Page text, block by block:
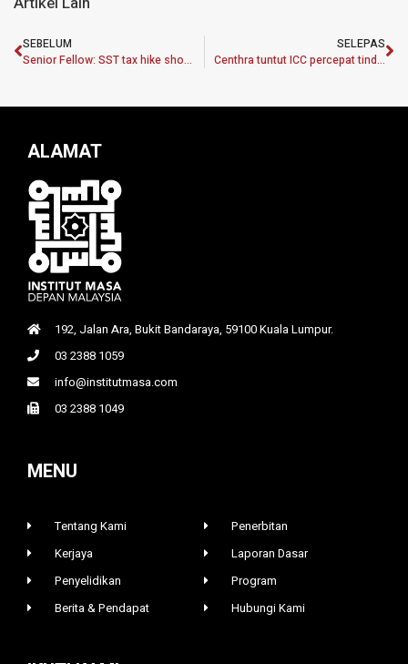
SEBELUM
Senior Fellow: SST tax hike should not be a burden to vulnerable groups
SELEPAS
Centhra tuntut ICC percepat tindakan terhadap Israel
ALAMAT
192, Jalan Ara, Bukit Bandaraya, 59100 Kuala Lumpur.
03 2388 1059
info@institutmasa.com
03 2388 1049
MENU
Tentang Kami
Kerjaya
Penyelidikan
Berita & Pendapat
Penerbitan
Laporan Dasar
Program
Hubungi Kami